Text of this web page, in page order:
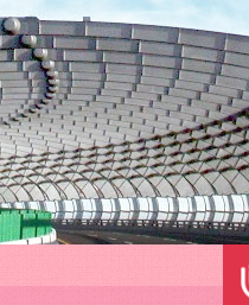
跳
到
主
要
內
容
區
塊